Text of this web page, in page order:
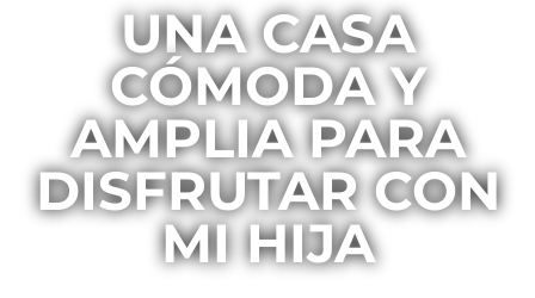
UNA CASA
CÓMODA Y
AMPLIA PARA
DISFRUTAR CON
MI HIJA